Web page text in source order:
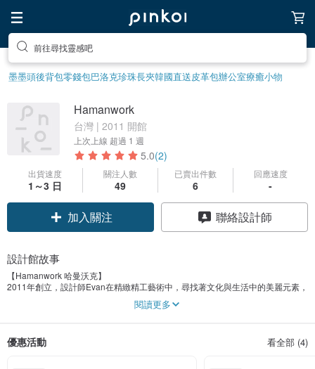
前往尋找靈感吧
墨墨頭後背包零錢包巴洛克珍珠長夾韓國直送皮革包辦公室療癒小物
Hamanwork
台灣 | 2011 開館
上次上線 超過 1 週
5.0(2)
出貨速度
1～3 日
關注人數
49
已賣出件數
6
回應速度
-
加入關注 聯絡設計師
設計館故事
【Hamanwork 哈曼沃克】
2011年創立，設計師Evan在精緻精工藝術中，尋找著文化與生活中的美麗元素，
並勾勒出不同的靈感與想像，希望作品能為人們帶出獨特的味道與光芒，同時帶
閱讀更多
優惠活動 看全部 (4)